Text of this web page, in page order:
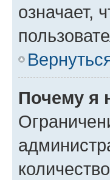
означает,
Почему я